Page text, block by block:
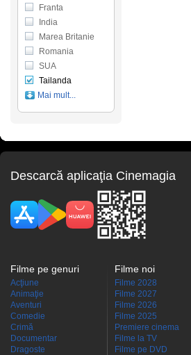
Franta
India
Marea Britanie
Romania
SUA
Tailanda
Mai mult...
Descarcă aplicaţia Cinemagia
Filme pe genuri
Acţiune
Animaţie
Aventuri
Comedie
Crimă
Documentar
Dragoste
Filme noi
Filme 2028
Filme 2027
Filme 2026
Filme 2025
Premiere cinema
Filme la TV
Filme pe DVD